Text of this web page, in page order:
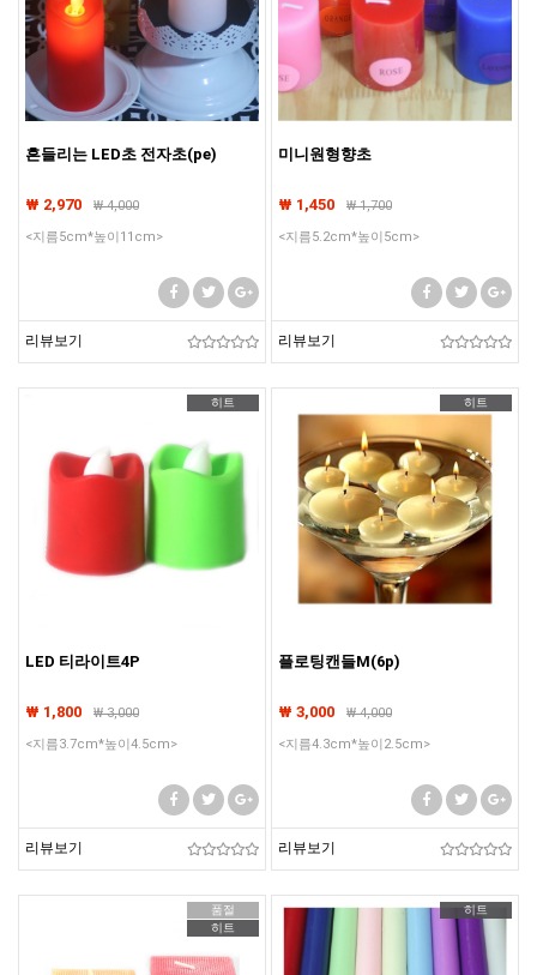
흔들리는 LED초 전자초(pe)
₩ 2,970 ₩4,000
<지름5cm*높이11cm>
리뷰보기
미니원형향초
₩ 1,450 ₩1,700
<지름5.2cm*높이5cm>
리뷰보기
히트
LED 티라이트4P
₩ 1,800 ₩3,000
<지름3.7cm*높이4.5cm>
리뷰보기
히트
플로팅캔들M(6p)
₩ 3,000 ₩4,000
<지름4.3cm*높이2.5cm>
리뷰보기
품절
히트
히트